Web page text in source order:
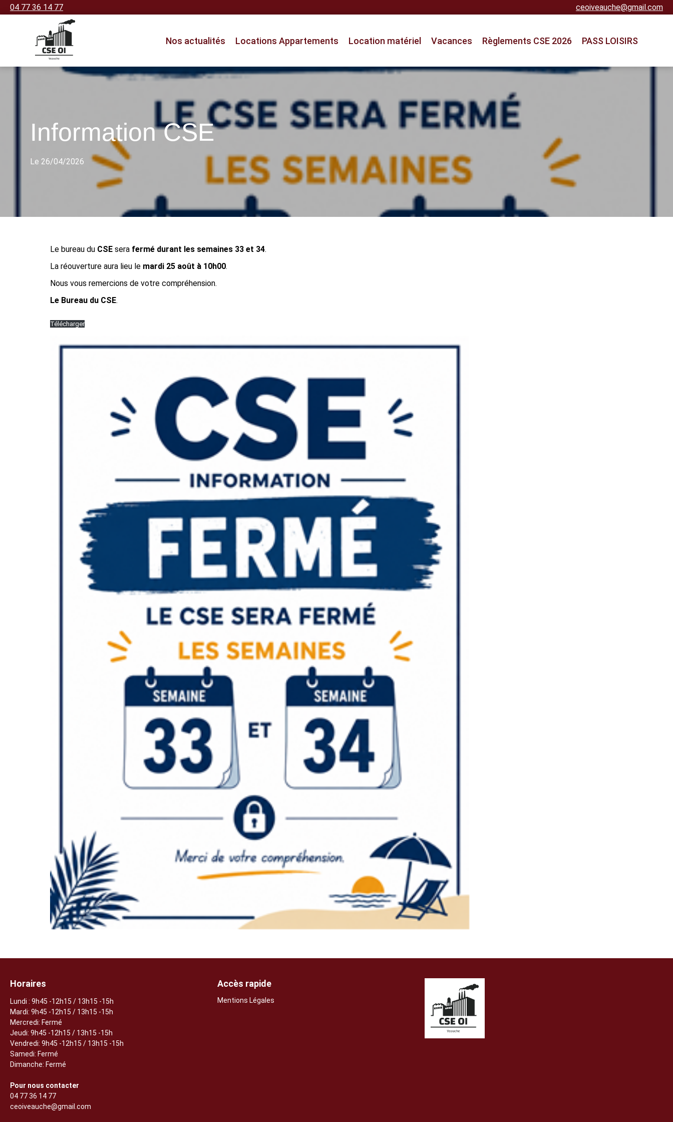
04 77 36 14 77 ceoiveauche@gmail.com
Nos actualités Locations Appartements Location matériel Vacances Règlements CSE 2026 PASS LOISIRS
Information CSE
Le 26/04/2026
Le bureau du CSE sera fermé durant les semaines 33 et 34.
La réouverture aura lieu le mardi 25 août à 10h00.
Nous vous remercions de votre compréhension.
Le Bureau du CSE.
Télécharger
Horaires
Lundi : 9h45 -12h15 / 13h15 -15h
Mardi: 9h45 -12h15 / 13h15 -15h
Mercredi: Fermé
Jeudi: 9h45 -12h15 / 13h15 -15h
Vendredi: 9h45 -12h15 / 13h15 -15h
Samedi: Fermé
Dimanche: Fermé
Pour nous contacter
04 77 36 14 77
ceoiveauche@gmail.com
Accès rapide
Mentions Légales